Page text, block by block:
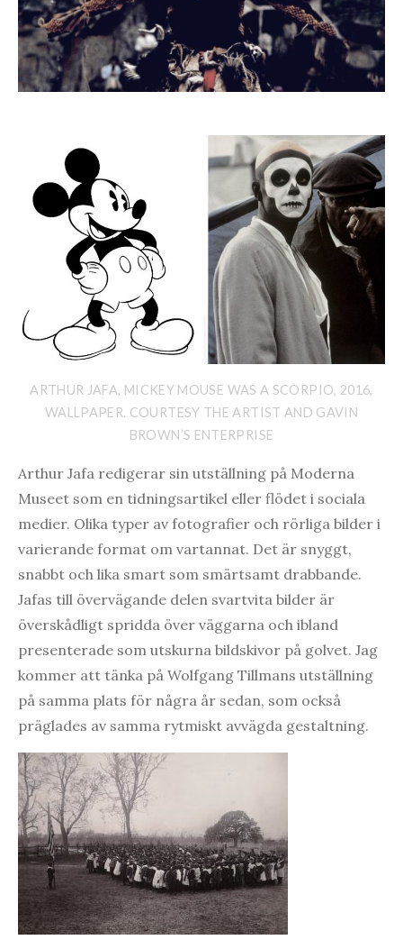
ARTHUR JAFA, MICKEY MOUSE WAS A SCORPIO, 2016,
WALLPAPER. COURTESY THE ARTIST AND GAVIN
BROWN’S ENTERPRISE
Arthur Jafa redigerar sin utställning på Moderna
Museet som en tidningsartikel eller flödet i sociala
medier. Olika typer av fotografier och rörliga bilder i
varierande format om vartannat. Det är snyggt,
snabbt och lika smart som smärtsamt drabbande.
Jafas till övervägande delen svartvita bilder är
överskådligt spridda över väggarna och ibland
presenterade som utskurna bildskivor på golvet. Jag
kommer att tänka på Wolfgang Tillmans utställning
på samma plats för några år sedan, som också
präglades av samma rytmiskt avvägda gestaltning.